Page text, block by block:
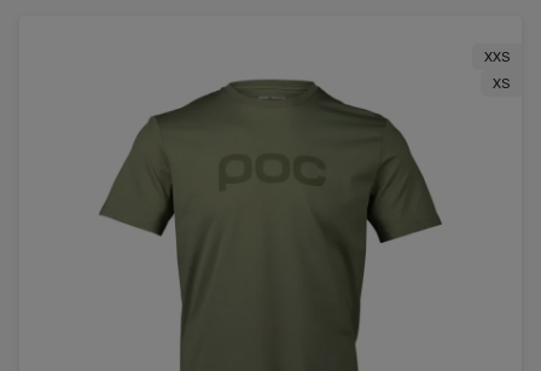
XXS
XS